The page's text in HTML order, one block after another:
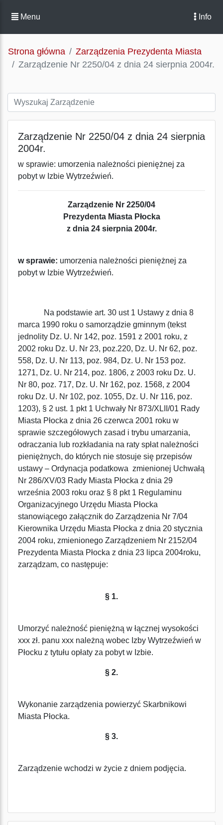
Menu Info
Strona główna
Zarządzenia Prezydenta Miasta
Zarządzenie Nr 2250/04 z dnia 24 sierpnia 2004r.
Zarządzenie Nr 2250/04 z dnia 24 sierpnia
2004r.
w sprawie: umorzenia należności pieniężnej za
pobyt w Izbie Wytrzeźwień.
Zarządzenie Nr 2250/04
Prezydenta Miasta Płocka
z dnia 24 sierpnia 2004r.
w sprawie: umorzenia należności pieniężnej za
pobyt w Izbie Wytrzeźwień.
Na podstawie art. 30 ust 1 Ustawy z dnia 8
marca 1990 roku o samorządzie gminnym (tekst
jednolity Dz. U. Nr 142, poz. 1591 z 2001 roku, z
2002 roku Dz. U. Nr 23, poz.220, Dz. U. Nr 62, poz.
558, Dz. U. Nr 113, poz. 984, Dz. U. Nr 153 poz.
1271, Dz. U. Nr 214, poz. 1806, z 2003 roku Dz. U.
Nr 80, poz. 717, Dz. U. Nr 162, poz. 1568, z 2004
roku Dz. U. Nr 102, poz. 1055, Dz. U. Nr 116, poz.
1203), § 2 ust. 1 pkt 1 Uchwały Nr 873/XLII/01 Rady
Miasta Płocka z dnia 26 czerwca 2001 roku w
sprawie szczegółowych zasad i trybu umarzania,
odraczania lub rozkładania na raty spłat należności
pieniężnych, do których nie stosuje się przepisów
ustawy – Ordynacja podatkowa zmienionej Uchwałą
Nr 286/XV/03 Rady Miasta Płocka z dnia 29
września 2003 roku oraz § 8 pkt 1 Regulaminu
Organizacyjnego Urzędu Miasta Płocka
stanowiącego załącznik do Zarządzenia Nr 7/04
Kierownika Urzędu Miasta Płocka z dnia 20 stycznia
2004 roku, zmienionego Zarządzeniem Nr 2152/04
Prezydenta Miasta Płocka z dnia 23 lipca 2004roku,
zarządzam, co następuje:
§ 1.
Umorzyć należność pieniężną w łącznej wysokości
xxx zł. panu xxx należną wobec Izby Wytrzeźwień w
Płocku z tytułu opłaty za pobyt w Izbie.
§ 2.
Wykonanie zarządzenia powierzyć Skarbnikowi
Miasta Płocka.
§ 3.
Zarządzenie wchodzi w życie z dniem podjęcia.